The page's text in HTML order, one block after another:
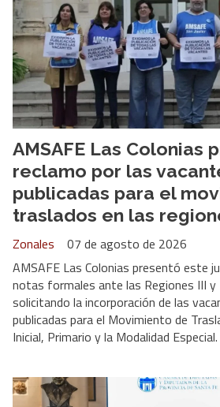
AMSAFE Las Colonias
reclamo por las
publicadas para el
traslados en las
Zonales
07 de agosto de 2026
AMSAFE Las Colonias presentó este
notas formales ante las Regiones III y
solicitando la incorporación de las
publicadas para el Movimiento de
Inicial, Primario y la Modalidad Especial.